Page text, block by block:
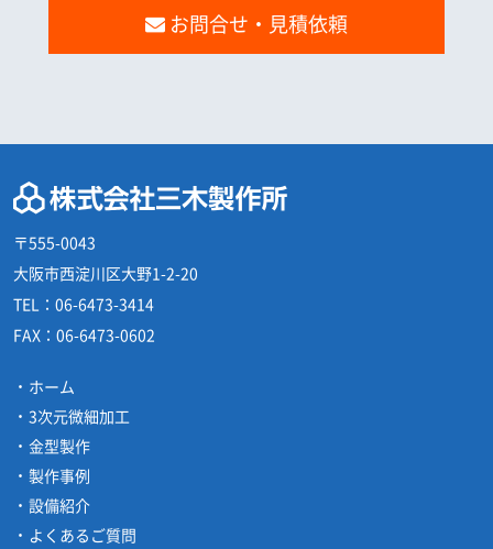
お問合せ・見積依頼
〒555-0043
大阪市西淀川区大野1-2-20
TEL： 06-6473-3414
FAX： 06-6473-0602
ホーム
3次元微細加工
金型製作
製作事例
設備紹介
よくあるご質問